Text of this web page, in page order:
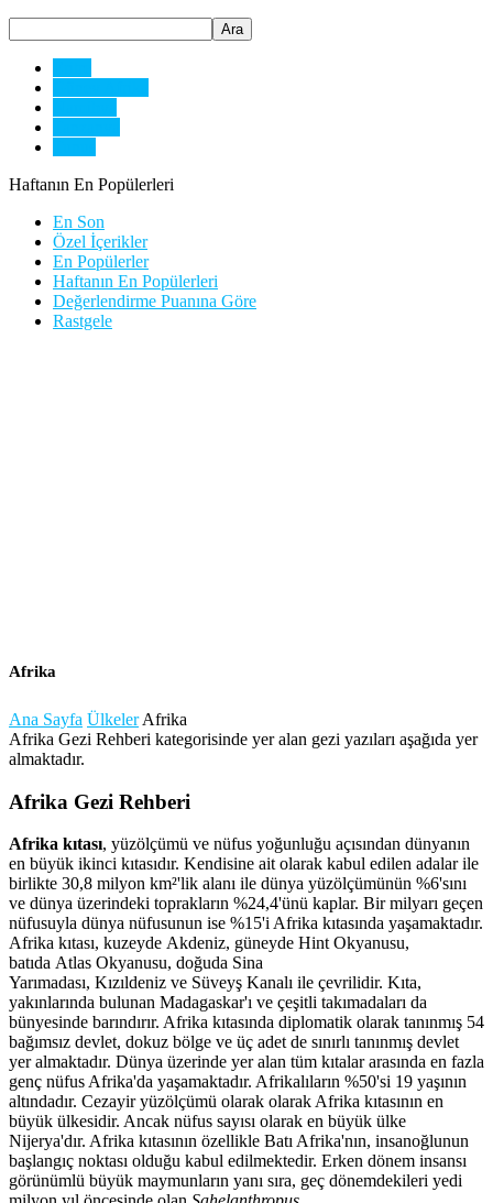
Haftanın En Popülerleri
En Son
Özel İçerikler
En Popülerler
Haftanın En Popülerleri
Değerlendirme Puanına Göre
Rastgele
Afrika
Ana Sayfa Ülkeler Afrika
Afrika Gezi Rehberi kategorisinde yer alan gezi yazıları aşağıda yer
almaktadır.
Afrika Gezi Rehberi
Afrika kıtası, yüzölçümü ve nüfus yoğunluğu açısından dünyanın
en büyük ikinci kıtasıdır. Kendisine ait olarak kabul edilen adalar ile
birlikte 30,8 milyon km²'lik alanı ile dünya yüzölçümünün %6'sını
ve dünya üzerindeki toprakların %24,4'ünü kaplar. Bir milyarı geçen
nüfusuyla dünya nüfusunun ise %15'i Afrika kıtasında yaşamaktadır.
Afrika kıtası, kuzeyde Akdeniz, güneyde Hint Okyanusu,
batıda Atlas Okyanusu, doğuda Sina
Yarımadası, Kızıldeniz ve Süveyş Kanalı ile çevrilidir. Kıta,
yakınlarında bulunan Madagaskar'ı ve çeşitli takımadaları da
bünyesinde barındırır. Afrika kıtasında diplomatik olarak tanınmış 54
bağımsız devlet, dokuz bölge ve üç adet de sınırlı tanınmış devlet
yer almaktadır. Dünya üzerinde yer alan tüm kıtalar arasında en fazla
genç nüfus Afrika'da yaşamaktadır. Afrikalıların %50'si 19 yaşının
altındadır. Cezayir yüzölçümü olarak olarak Afrika kıtasının en
büyük ülkesidir. Ancak nüfus sayısı olarak en büyük ülke
Nijerya'dır. Afrika kıtasının özellikle Batı Afrika'nın, insanoğlunun
başlangıç noktası olduğu kabul edilmektedir. Erken dönem insansı
görünümlü büyük maymunların yanı sıra, geç dönemdekileri yedi